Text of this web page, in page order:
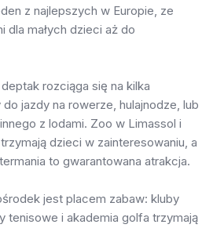
z najlepszych w Europie, ze
dla małych dzieci aż do
rozciąga się na kilka
jazdy na rowerze, hulajnodze, lub
z lodami. Zoo w Limassol i
dzieci w zainteresowaniu, a
to gwarantowana atrakcja.
jest placem zabaw: kluby
tenisowe i akademia golfa trzymają